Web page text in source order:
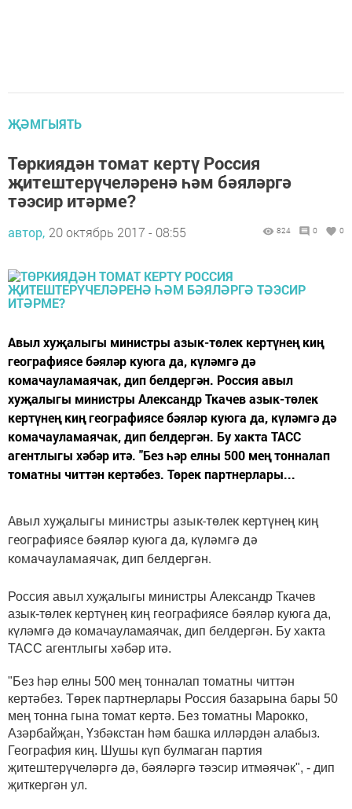
ҖӘМГЫЯТЬ
Төркиядән томат кертү Россия
җитештерүчеләренә һәм бәяләргә
тәэсир итәрме?
автор, 20 октябрь 2017 - 08:55 824 0 0
Авыл хуҗалыгы министры азык-төлек кертүнең киң
географиясе бәяләр куюга да, күләмгә дә
комачауламаячак, дип белдергән. Россия авыл
хуҗалыгы министры Александр Ткачев азык-төлек
кертүнең киң географиясе бәяләр куюга да, күләмгә дә
комачауламаячак, дип белдергән. Бу хакта ТАСС
агентлыгы хәбәр итә. "Без һәр елны 500 мең тонналап
томатны читтән кертәбез. Төрек партнерлары...
Авыл хуҗалыгы министры азык-төлек кертүнең киң
географиясе бәяләр куюга да, күләмгә дә
комачауламаячак, дип белдергән.
Россия авыл хуҗалыгы министры Александр Ткачев
азык-төлек кертүнең киң географиясе бәяләр куюга да,
күләмгә дә комачауламаячак, дип белдергән. Бу хакта
ТАСС агентлыгы хәбәр итә.
"Без һәр елны 500 мең тонналап томатны читтән
кертәбез. Төрек партнерлары Россия базарына бары 50
мең тонна гына томат кертә. Без томатны Марокко,
Азәрбайҗан, Үзбәкстан һәм башка илләрдән алабыз.
География киң. Шушы күп булмаган партия
җитештерүчеләргә дә, бәяләргә тәэсир итмәячәк", - дип
җиткергән ул.